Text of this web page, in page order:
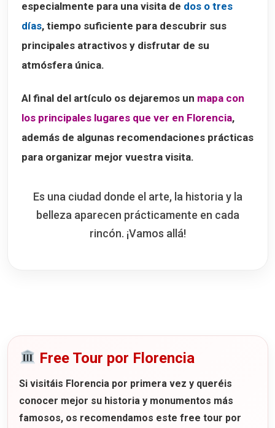
especialmente para una visita de dos o tres
días, tiempo suficiente para descubrir sus
principales atractivos y disfrutar de su
atmósfera única.
Al final del artículo os dejaremos un mapa con
los principales lugares que ver en Florencia,
además de algunas recomendaciones prácticas
para organizar mejor vuestra visita.
Es una ciudad donde el arte, la historia y la
belleza aparecen prácticamente en cada
rincón. ¡Vamos allá!
Free Tour por Florencia
Si visitáis Florencia por primera vez y queréis
conocer mejor su historia y monumentos más
famosos, os recomendamos este free tour por